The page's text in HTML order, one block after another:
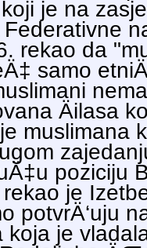
je na
rekao da
samo
Äilasa
muslimana
poziciju
je
potvrÄ‘uju
je